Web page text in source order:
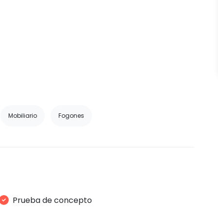
Mobiliario Fogones
Prueba de concepto